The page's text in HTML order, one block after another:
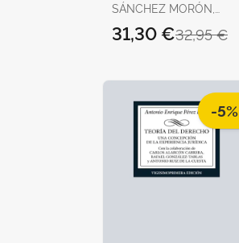
SÁNCHEZ MORÓN,
32,95 €
31,30 €
-5%